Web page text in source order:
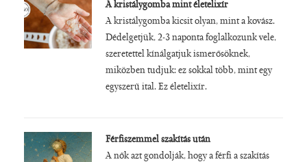
A kristálygomba mint életelixír
A kristálygomba kicsit olyan, mint a kovász.
Dédelgetjük, 2-3 naponta foglalkozunk vele,
szeretettel kínálgatjuk ismerősöknek,
miközben tudjuk: ez sokkal több, mint egy
egyszerű ital. Ez életelixír.
Férfiszemmel szakítás után
A nők azt gondolják, hogy a férfi a szakítás